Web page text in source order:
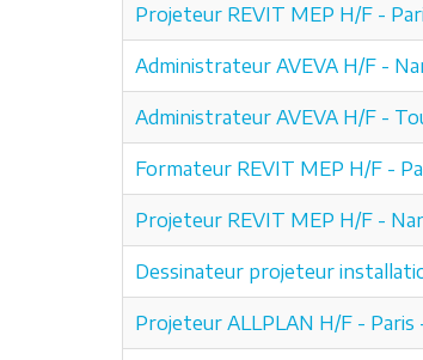
Projeteur REVIT MEP H/F -
Administrateur AVEVA H/F -
Administrateur AVEVA H/F -
Formateur REVIT MEP H/F -
Projeteur REVIT MEP H/F -
Dessinateur projeteur
Projeteur ALLPLAN H/F - Paris